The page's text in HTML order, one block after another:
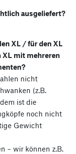
ausgeliefert?
XL / für den XL
XL mit mehreren
nicht
(z.B.
ist die
noch nicht
Gewicht
– wir können z.B.